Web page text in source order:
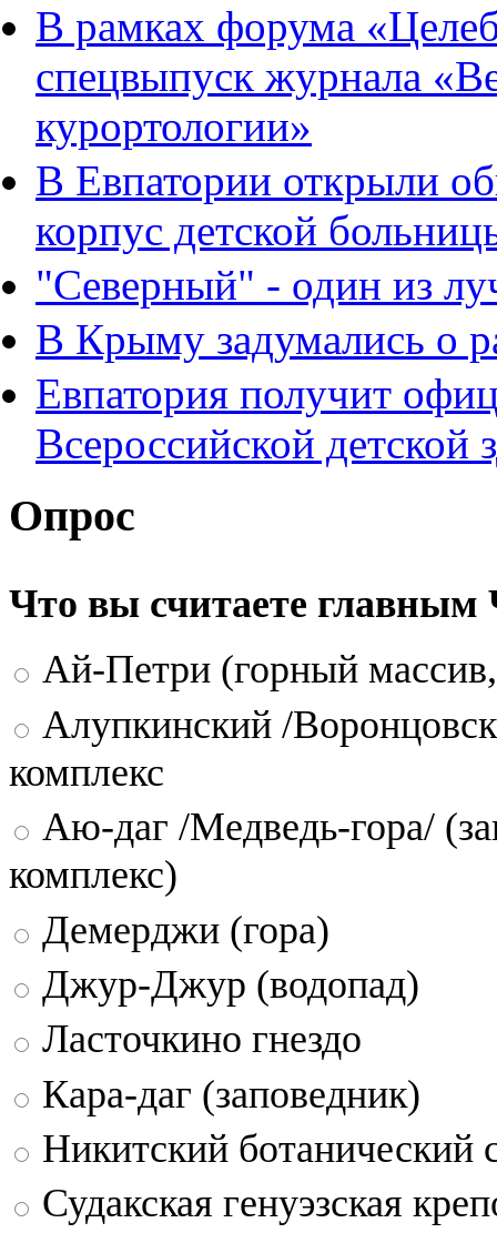
В рамках форума
спецвыпуск журнала
курортологии»
В Евпатории открыли
корпус детской
"Северный" - один из
В Крыму задумались о
Евпатория получит
Всероссийской детской
Опрос
Что вы считаете
Ай-Петри (горный
Алупкинский /
комплекс
Аю-даг /Медведь-гора/
комплекс)
Демерджи (гора)
Джур-Джур (водопад)
Ласточкино гнездо
Кара-даг (заповедник)
Никитский ботанический
Судакская генуэзская